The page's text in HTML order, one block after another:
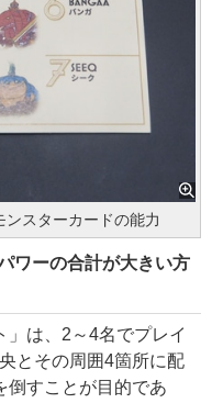
スターカードの能力
ワーの合計が大きい方
は、2～4名でプレイ
とその周囲4箇所に配
倒すことが目的であ